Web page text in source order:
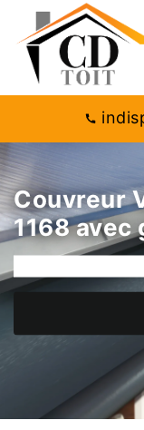
Couvreur
1168 avec